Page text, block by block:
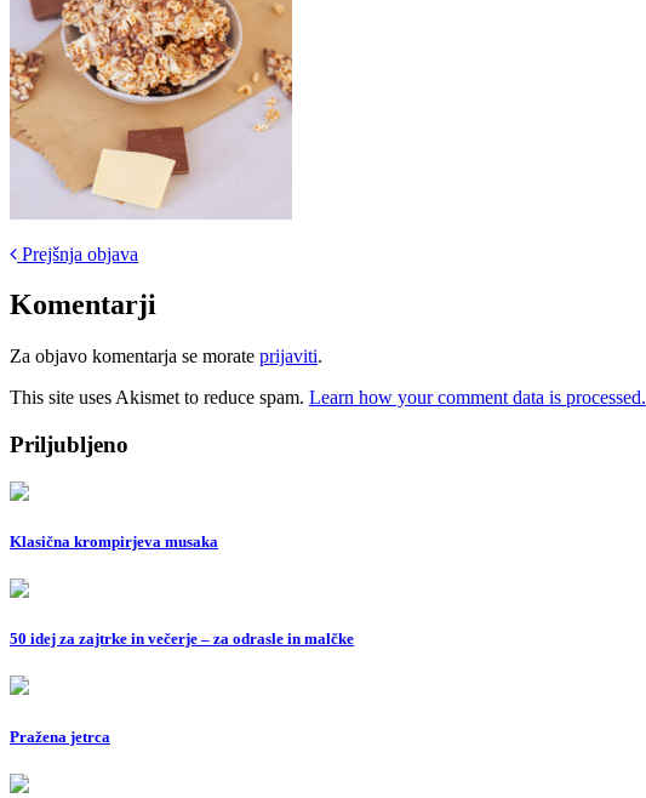
Post
navigation
Prejšnja objava
Komentarji
Za objavo komentarja se morate prijaviti.
This site uses Akismet to reduce spam. Learn how your comment data is processed.
Priljubljeno
Klasična krompirjeva musaka
50 idej za zajtrke in večerje – za odrasle in malčke
Pražena jetrca